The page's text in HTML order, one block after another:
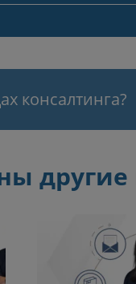
консалтинга?